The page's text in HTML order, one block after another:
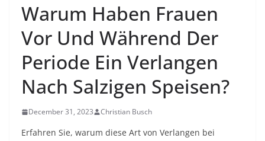
Warum Haben Frauen
Vor Und Während Der
Periode Ein Verlangen
Nach Salzigen Speisen?
December 31, 2023 Christian Busch
Erfahren Sie, warum diese Art von Verlangen bei